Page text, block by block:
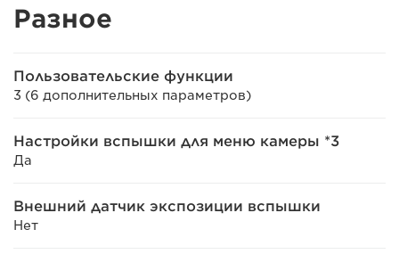
Разное
Пользовательские функции
3 (6 дополнительных параметров)
Настройки вспышки для меню камеры *3
Да
Внешний датчик экспозиции вспышки
Нет